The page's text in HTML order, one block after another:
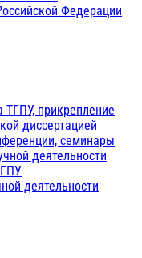
Федерации
ТГПУ, прикрепление
диссертацией
семинары
деятельности
деятельности